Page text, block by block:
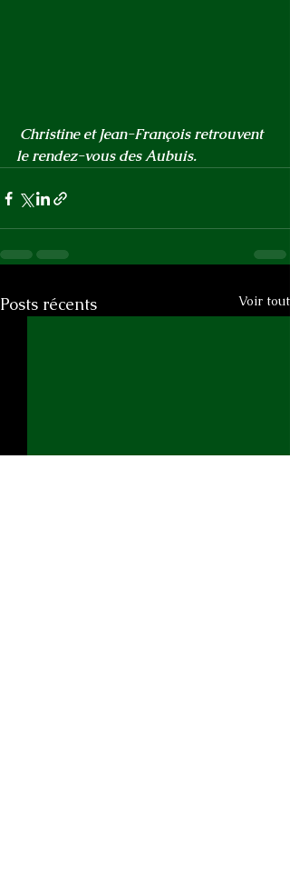
Christine et Jean-François retrouvent
le rendez-vous des Aubuis.
Posts récents Voir tout